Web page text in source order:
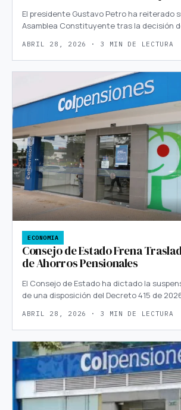
El presidente Gustavo Petro ha reiterado
Asamblea Constituyente tras la decisión
ABRIL 28, 2026 · 3 MIN DE LECTURA
ECONOMIA
Consejo de Estado Frena
de Ahorros Pensionales
El Consejo de Estado ha dictado la
de una disposición del Decreto 415 de
ABRIL 28, 2026 · 3 MIN DE LECTURA